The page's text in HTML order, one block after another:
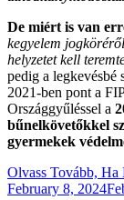
De miért is van
kegyelem
helyzetet kell
pedig a legkevésbé
2021-ben pont a
Országgyűléssel a
bűnelkövetőkkel
gyermekek
Olvass Tovább, Ha
Posted
February 8, 2024